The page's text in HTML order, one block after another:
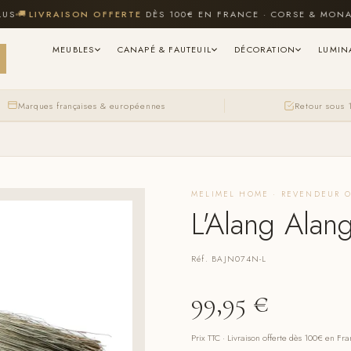
OFFERTEDÈS 100€ EN FRANCE · CORSE & MONACO
MEUBLES CANAPÉ & FAUTEUIL DÉCORATION
Marques françaises & européennes Retour sous
MELIMEL HOME · REVENDEUR
L'Alang
Réf. BAJN074N-L
99,95 €
Prix TTC · Livraison offerte dès 100€ en